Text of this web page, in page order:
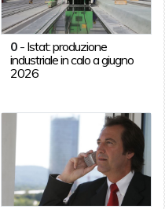
0 - Istat: produzione
industriale in calo a giugno
2026